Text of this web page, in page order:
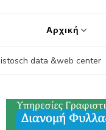
Αρχική
istosch data &web center